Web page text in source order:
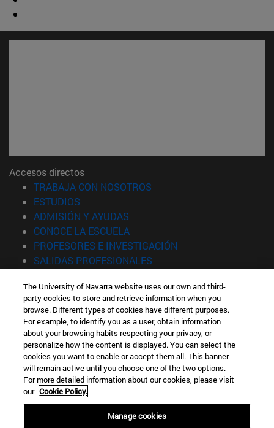
Accesos directos
TRABAJA CON NOSOTROS
ESTUDIOS
ADMISIÓN Y AYUDAS
CONOCE LA ESCUELA(abre en nueva ventana)
PROFESORES E INVESTIGACIÓN
SALIDAS PROFESIONALES
Información
TFNO +34 943 21 98 77
¿QUÉ GRADO TE INTERESA?
¿QUÉ MÁSTER TE INTERESA?
© Universidad de Navarra
Información legal
Accesibilidad
Configuración de cookies
The University of Navarra website uses our own and third-
party cookies to store and retrieve information when you
browse. Different types of cookies have different purposes.
For example, to identify you as a user, obtain information
about your browsing habits respecting your privacy, or
personalize how the content is displayed. You can select the
cookies you want to enable or accept them all. This banner
will remain active until you choose one of the two options.
For more detailed information about our cookies, please visit
our Cookie Policy.
Manage cookies